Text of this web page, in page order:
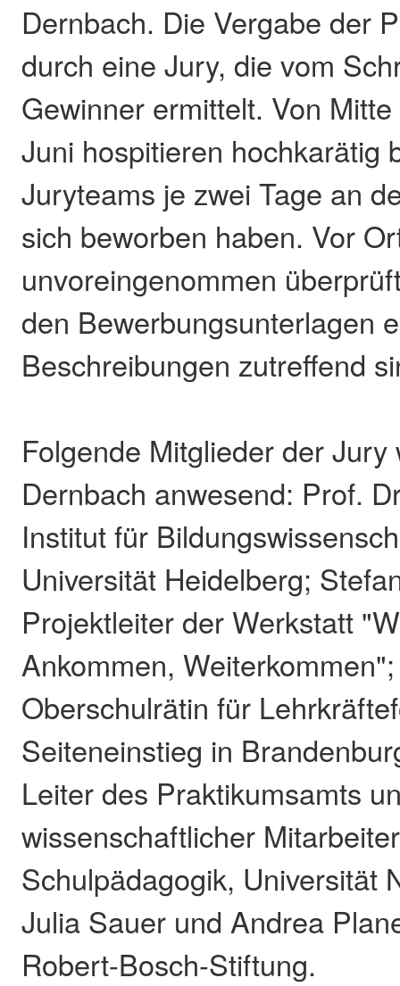
Dernbach. Die Vergabe der
durch eine Jury, die vom
Gewinner ermittelt. Von
Juni hospitieren hochkarätig
Juryteams je zwei Tage an
sich beworben haben. Vor
unvoreingenommen
den Bewerbungsunterlagen
Beschreibungen zutreffend
Folgende Mitglieder der Jury
Dernbach anwesend: Prof.
Institut für
Universität Heidelberg;
Projektleiter der Werkstatt
Ankommen,
Oberschulrätin für
Seiteneinstieg in
Leiter des Praktikumsamts
wissenschaftlicher
Schulpädagogik, Universität
Julia Sauer und Andrea
Robert-Bosch-Stiftung.